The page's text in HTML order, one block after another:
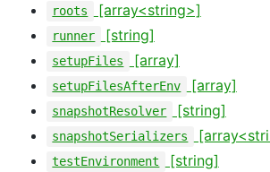
roots [array<string>]
runner [string]
setupFiles [array]
setupFilesAfterEnv [array]
snapshotResolver [string]
snapshotSerializers
testEnvironment [string]